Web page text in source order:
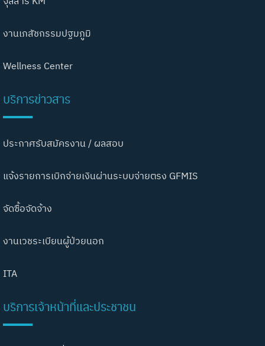
งานเภสัชกรรมปฐมภูมิ
Wellness Center
บริการข่าวสาร
ประกาศรับสมัครงาน / ผลสอบ
แจ้งรายการเบิกจ่ายเงินผ่านระบบจ่ายตรง GFMIS
จัดซื้อจัดจ้าง
งานเวชระเบียนผู้ป่วยนอก
ITA
บริการเจ้าหน้าที่และประชาชน